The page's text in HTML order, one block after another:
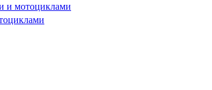
и мотоциклами